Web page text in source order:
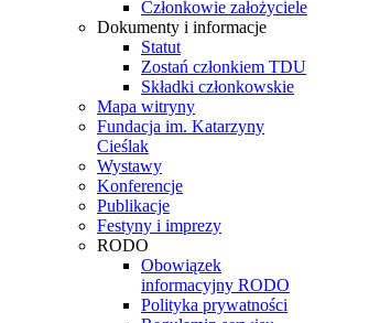
Członkowie założyciele
Dokumenty i informacje
Statut
Zostań członkiem TDU
Składki członkowskie
Mapa witryny
Fundacja im. Katarzyny
Cieślak
Wystawy
Konferencje
Publikacje
Festyny i imprezy
RODO
Obowiązek
informacyjny RODO
Polityka prywatności